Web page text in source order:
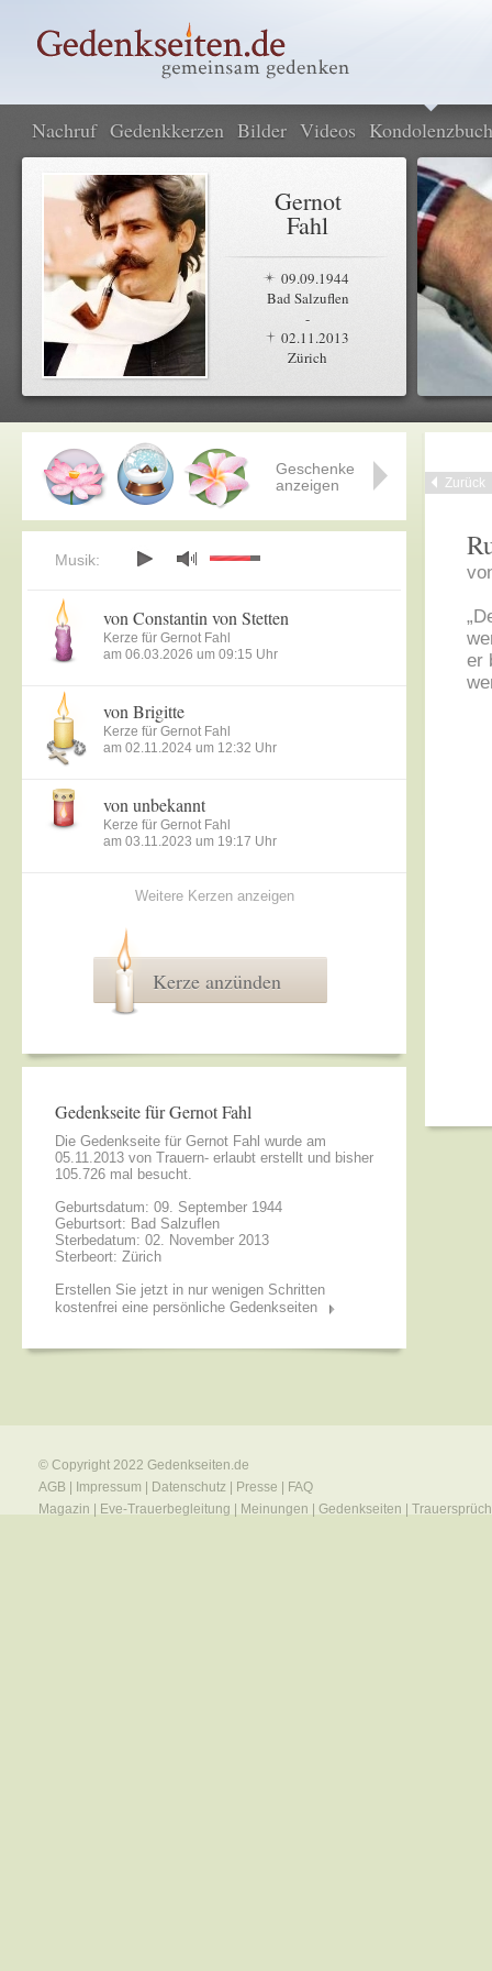
Nachruf Gedenkkerzen Bilder Videos Kondolenzbuch
Gernot
Fahl
09.09.1944
Bad Salzuflen
-
02.11.2013
Zürich
Zurück
er
Geschenke
anzeigen
Musik:
von Constantin von Stetten
Kerze für Gernot Fahl
am 06.03.2026 um 09:15 Uhr
von Brigitte
Kerze für Gernot Fahl
am 02.11.2024 um 12:32 Uhr
von unbekannt
Kerze für Gernot Fahl
am 03.11.2023 um 19:17 Uhr
Weitere Kerzen anzeigen
Kerze anzünden
Gedenkseite für Gernot Fahl
Die Gedenkseite für Gernot Fahl wurde am
05.11.2013 von Trauern- erlaubt erstellt und bisher
105.726 mal besucht.
Geburtsdatum: 09. September 1944
Geburtsort: Bad Salzuflen
Sterbedatum: 02. November 2013
Sterbeort: Zürich
Erstellen Sie jetzt in nur wenigen Schritten
kostenfrei eine persönliche Gedenkseiten
© Copyright 2022 Gedenkseiten.de
AGB
Impressum Datenschutz Presse
FAQ
Magazin
Eve-Trauerbegleitung Meinungen Gedenkseiten